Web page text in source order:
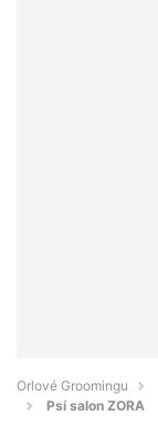
Orlové Groomingu
Psí salon ZORA